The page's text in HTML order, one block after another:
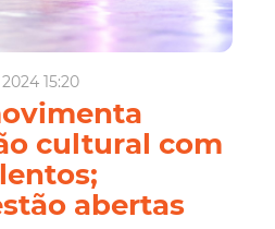
15:20
cultural com
abertas